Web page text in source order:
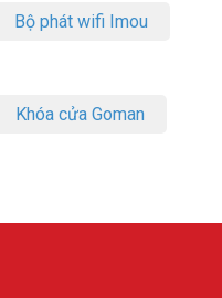
Bộ phát wifi Imou
Khóa cửa Goman